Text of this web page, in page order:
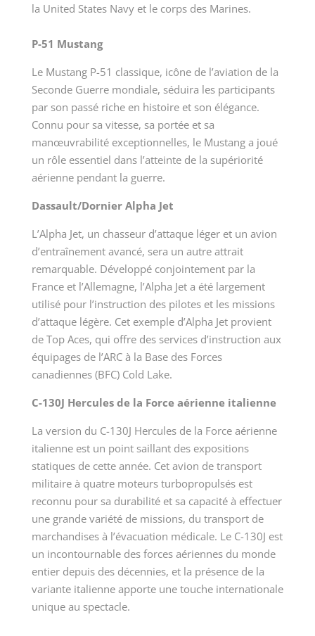
la United States Navy et le corps des Marines.
P-51 Mustang
Le Mustang P-51 classique, icône de l’aviation de la
Seconde Guerre mondiale, séduira les participants
par son passé riche en histoire et son élégance.
Connu pour sa vitesse, sa portée et sa
manœuvrabilité exceptionnelles, le Mustang a joué
un rôle essentiel dans l’atteinte de la supériorité
aérienne pendant la guerre.
Dassault/Dornier Alpha Jet
L’Alpha Jet, un chasseur d’attaque léger et un avion
d’entraînement avancé, sera un autre attrait
remarquable. Développé conjointement par la
France et l’Allemagne, l’Alpha Jet a été largement
utilisé pour l’instruction des pilotes et les missions
d’attaque légère. Cet exemple d’Alpha Jet provient
de Top Aces, qui offre des services d’instruction aux
équipages de l’ARC à la Base des Forces
canadiennes (BFC) Cold Lake.
C-130J Hercules de la Force aérienne italienne
La version du C-130J Hercules de la Force aérienne
italienne est un point saillant des expositions
statiques de cette année. Cet avion de transport
militaire à quatre moteurs turbopropulsés est
reconnu pour sa durabilité et sa capacité à effectuer
une grande variété de missions, du transport de
marchandises à l’évacuation médicale. Le C-130J est
un incontournable des forces aériennes du monde
entier depuis des décennies, et la présence de la
variante italienne apporte une touche internationale
unique au spectacle.